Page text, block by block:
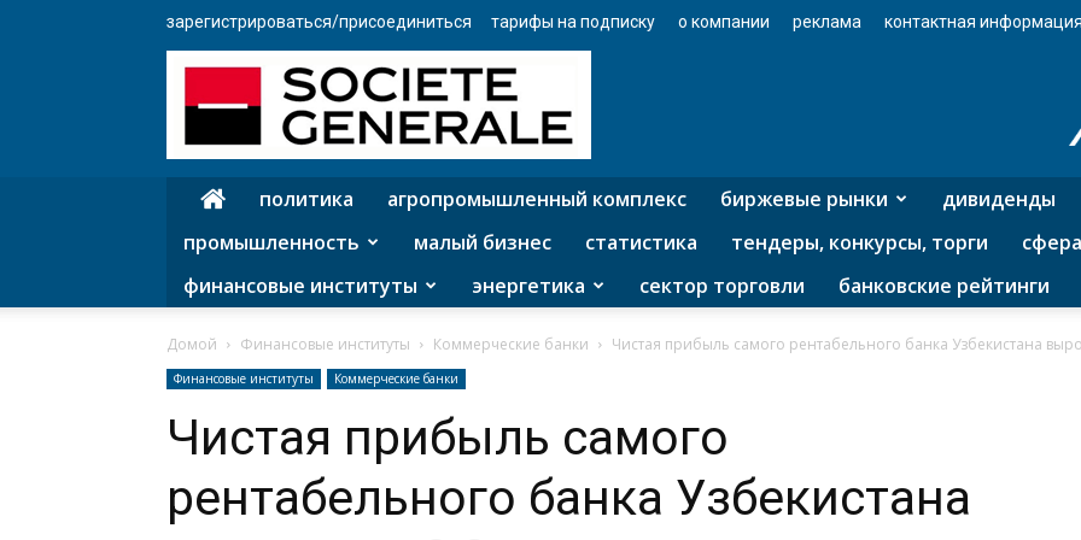
зарегистрироваться/присоединиться тарифы на подписку о компании реклама контактная информация
политика агропромышленный комплекс биржевые рынки дивиденды
промышленность
малый бизнес статистика тендеры, конкурсы, торги
финансовые институты
энергетика сектор торговли банковские рейтинги
Домой Финансовые институты Коммерческие банки Чистая прибыль самого рентабельного банка Узбекистана
Финансовые институты Коммерческие банки
Чистая прибыль самого
рентабельного банка Узбекистана